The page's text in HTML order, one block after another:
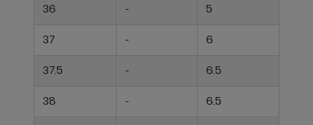
36 - 5
37 - 6
37.5 - 6.5
38 - 6.5